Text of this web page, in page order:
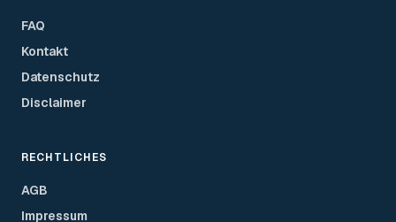
FAQ
Kontakt
Datenschutz
Disclaimer
RECHTLICHES
AGB
Impressum